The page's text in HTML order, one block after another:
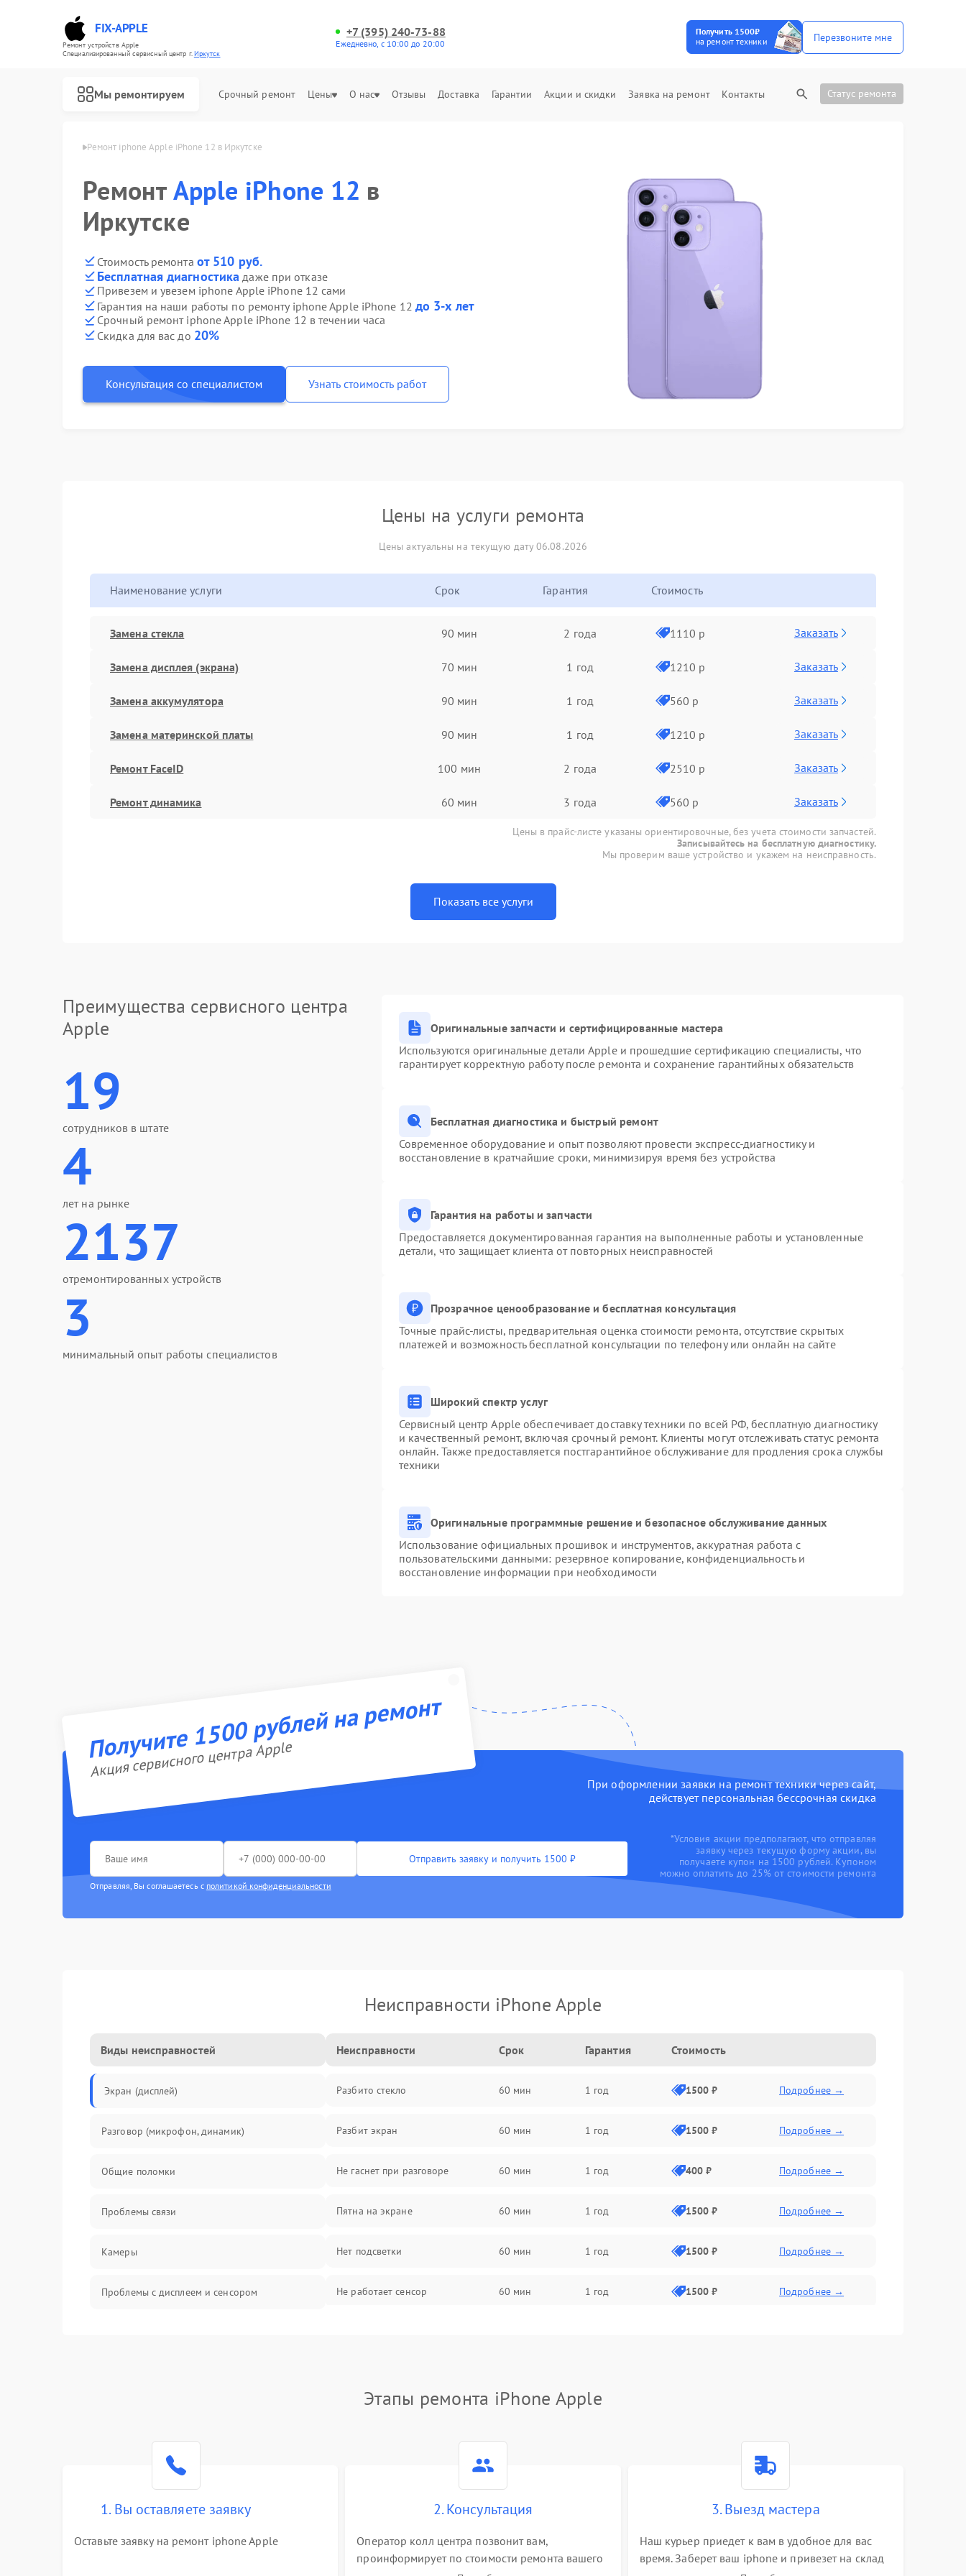
FIX-APPLE
Ремонт устройств Apple
Специализированный cервисный центр г.Иркутск
+7 (395) 240-73-88
Ежедневно, с 10:00 до 20:00
Получить 1500₽
на ремонт техники
Перезвоните мне
Мы ремонтируем Срочный ремонт Цены О нас Отзывы Доставка Гарантии Акции и скидки Заявка на ремонт Контакты Статус ремонта
Ремонт iphone Apple iPhone 12 в Иркутске
РемонтApple iPhone 12 в
Иркутске
Стоимость ремонта от 510 руб.
Бесплатная диагностика даже при отказе
Привезем и увезем iphone Apple iPhone 12 сами
Гарантия на наши работы по ремонту iphone Apple iPhone 12 до 3-х лет
Срочный ремонт iphone Apple iPhone 12 в течении часа
Скидка для вас до 20%
Консультация со специалистом Узнать стоимость работ
Цены на услуги ремонта
Цены актуальны на текущую дату 06.08.2026
Наименование услуги Срок Гарантия Стоимость
Замена стекла 90 мин 2 года 1110 р Заказать
Замена дисплея (экрана) 70 мин 1 год 1210 р Заказать
Замена аккумулятора 90 мин 1 год 560 р Заказать
Замена материнской платы 90 мин 1 год 1210 р Заказать
Ремонт FaceID 100 мин 2 года 2510 р Заказать
Ремонт динамика 60 мин 3 года 560 р Заказать
Цены в прайс-листе указаны ориентировочные, без учета стоимости запчастей.
Записывайтесь на бесплатную диагностику.
Мы проверим ваше устройство и укажем на неисправность.
Показать все услуги
Преимущества сервисного центра
Apple
19
сотрудников в штате
4
лет на рынке
2137
отремонтированных устройств
3
минимальный опыт работы специалистов
Оригинальные запчасти и сертифицированные мастера
Используются оригинальные детали Apple и прошедшие сертификацию специалисты, что
гарантирует корректную работу после ремонта и сохранение гарантийных обязательств
Бесплатная диагностика и быстрый ремонт
Современное оборудование и опыт позволяют провести экспресс-диагностику и
восстановление в кратчайшие сроки, минимизируя время без устройства
Гарантия на работы и запчасти
Предоставляется документированная гарантия на выполненные работы и установленные
детали, что защищает клиента от повторных неисправностей
Прозрачное ценообразование и бесплатная консультация
Точные прайс-листы, предварительная оценка стоимости ремонта, отсутствие скрытых
платежей и возможность бесплатной консультации по телефону или онлайн на сайте
Широкий спектр услуг
Сервисный центр Apple обеспечивает доставку техники по всей РФ, бесплатную диагностику
и качественный ремонт, включая срочный ремонт. Клиенты могут отслеживать статус ремонта
онлайн. Также предоставляется постгарантийное обслуживание для продления срока службы
техники
Оригинальные программные решение и безопасное обслуживание данных
Использование официальных прошивок и инструментов, аккуратная работа с
пользовательскими данными: резервное копирование, конфиденциальность и
восстановление информации при необходимости
Получите 1500 рублей на ремонт
Акция сервисного центра Apple
При оформлении заявки на ремонт техники через сайт,
действует персональная бессрочная скидка
Отправить заявку и получить 1500 ₽
Отправляя, Вы соглашаетесь с политикой конфиденциальности
*Условия акции предполагают, что отправляя
заявку через текущую форму акции, вы
получаете купон на 1500 рублей. Купоном
можно оплатить до 25% от стоимости ремонта
Неисправности iPhone Apple
Виды неисправностей
Экран (дисплей)
Разговор (микрофон, динамик)
Общие поломки
Проблемы связи
Камеры
Проблемы с дисплеем и сенсором
Неисправности Срок Гарантия Стоимость
Разбито стекло 60 мин 1 год 1500 ₽ Подробнее →
Разбит экран 60 мин 1 год 1500 ₽ Подробнее →
Не гаснет при разговоре 60 мин 1 год 400 ₽ Подробнее →
Пятна на экране 60 мин 1 год 1500 ₽ Подробнее →
Нет подсветки 60 мин 1 год 1500 ₽ Подробнее →
Не работает сенсор 60 мин 1 год 1500 ₽ Подробнее →
Не работает Face ID
Этапы ремонта iPhone Apple
1. Вы оставляете заявку
Оставьте заявку на ремонт iphone Apple
2. Консультация
Оператор колл центра позвонит вам,
проинформирует по стоимости ремонта вашего
3. Выезд мастера
Наш курьер приедет к вам в удобное для вас
время. Заберет ваш iphone и привезет на склад